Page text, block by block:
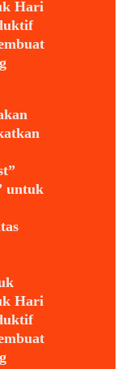
Hari
untuk
Hari